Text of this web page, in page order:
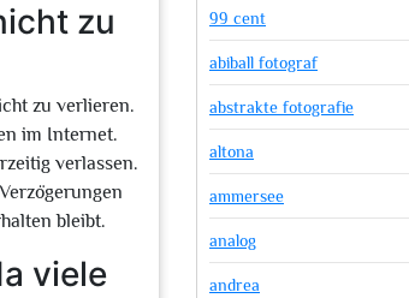
zu
zu verlieren.
im Internet.
verlassen.
bleibt.
viele
99 cent
abiball fotograf
abstrakte fotografie
altona
ammersee
analog
andrea